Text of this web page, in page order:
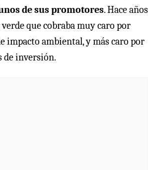
de sus promotores. Hace años
que cobraba muy caro por
impacto ambiental, y más caro por
de inversión.